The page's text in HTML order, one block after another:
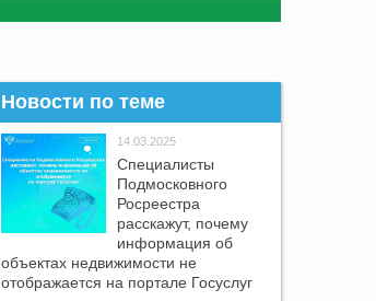
Новости по теме
14.03.2025
Специалисты
Подмосковного
Росреестра
расскажут, почему
информация об
объектах недвижимости не
отображается на портале Госуслуг